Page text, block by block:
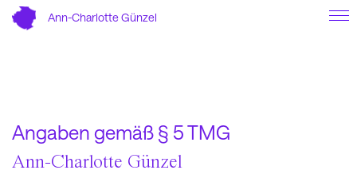
Ann-Charlotte Günzel
Angaben gemäß § 5 TMG
Ann-Charlotte Günzel